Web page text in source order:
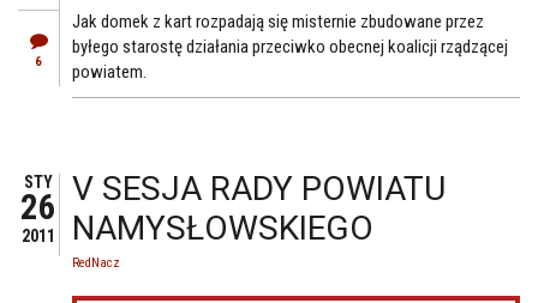
6
Jak domek z kart rozpadają się misternie zbudowane przez
byłego starostę działania przeciwko obecnej koalicji rządzącej
powiatem.
STY
26
2011
V SESJA RADY POWIATU
NAMYSŁOWSKIEGO
RedNacz